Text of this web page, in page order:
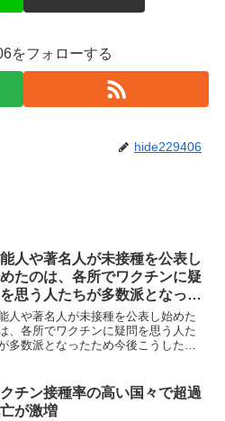
をフォローする
hide229406
人や著名人が未接種を公表し
たのは、各所でワクチンに疑
思う人たちが多数派となった
人や著名人が未接種を公表し始めた
、各所でワクチンに疑問を思う人た
多数派となったため今後こうした流
ているようです。後1年もすれば国民
批判が巻き上がり政...
チン接種率の高い国々で超過
が激増